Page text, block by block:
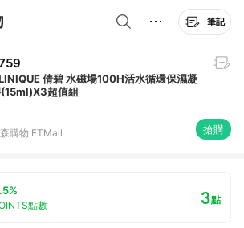
筆記
倩碧 水磁場100H活水循環保濕凝
超值組
購物 ETMall 搶購
點數 3點